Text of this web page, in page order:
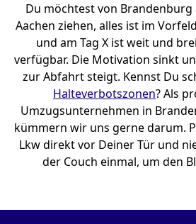
Du möchtest von Brandenburg
Aachen ziehen, alles ist im
und am Tag X ist weit und
verfügbar. Die Motivation sinkt
zur Abfahrt steigt. Kennst Du
Halteverbotszonen? Als
Umzugsunternehmen in
kümmern wir uns gerne darum.
Lkw direkt vor Deiner Tür und
der Couch einmal, um den